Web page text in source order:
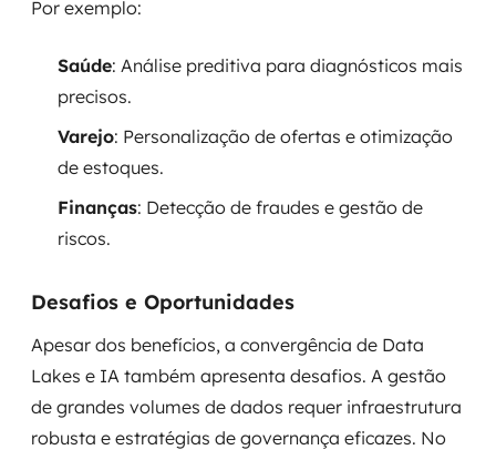
Por exemplo:
Saúde: Análise preditiva para diagnósticos mais
precisos.
Varejo: Personalização de ofertas e otimização
de estoques.
Finanças: Detecção de fraudes e gestão de
riscos.
Desafios e Oportunidades
Apesar dos benefícios, a convergência de Data
Lakes e IA também apresenta desafios. A gestão
de grandes volumes de dados requer infraestrutura
robusta e estratégias de governança eficazes. No